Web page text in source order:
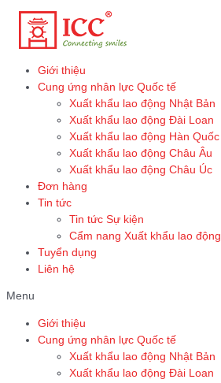
Skip
content
Giới thiệu
Cung ứng nhân lực Quốc tế
Xuất khẩu lao động Nhật Bản
Xuất khẩu lao động Đài Loan
Xuất khẩu lao động Hàn Quốc
Xuất khẩu lao động Châu Âu
Xuất khẩu lao động Châu Úc
Đơn hàng
Tin tức
Tin tức Sự kiện
Cẩm nang Xuất khẩu lao động
Tuyển dụng
Liên hệ
Menu
Giới thiệu
Cung ứng nhân lực Quốc tế
Xuất khẩu lao động Nhật Bản
Xuất khẩu lao động Đài Loan